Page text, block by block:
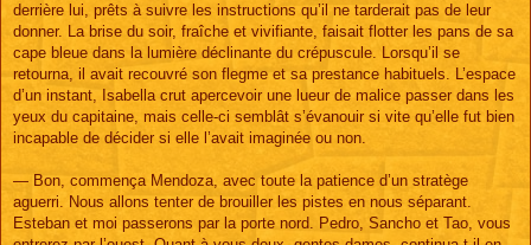
derrière lui, prêts à suivre les instructions qu’il ne tarderait pas de leur
donner. La brise du soir, fraîche et vivifiante, faisait flotter les pans de sa
cape bleue dans la lumière déclinante du crépuscule. Lorsqu’il se
retourna, il avait recouvré son flegme et sa prestance habituels. L’espace
d’un instant, Isabella crut apercevoir une lueur de malice passer dans les
yeux du capitaine, mais celle-ci semblât s’évanouir si vite qu’elle fut bien
incapable de décider si elle l’avait imaginée ou non.
— Bon, commença Mendoza, avec toute la patience d’un stratège
aguerri. Nous allons tenter de brouiller les pistes en nous séparant.
Esteban et moi passerons par la porte nord. Pedro, Sancho et Tao, vous